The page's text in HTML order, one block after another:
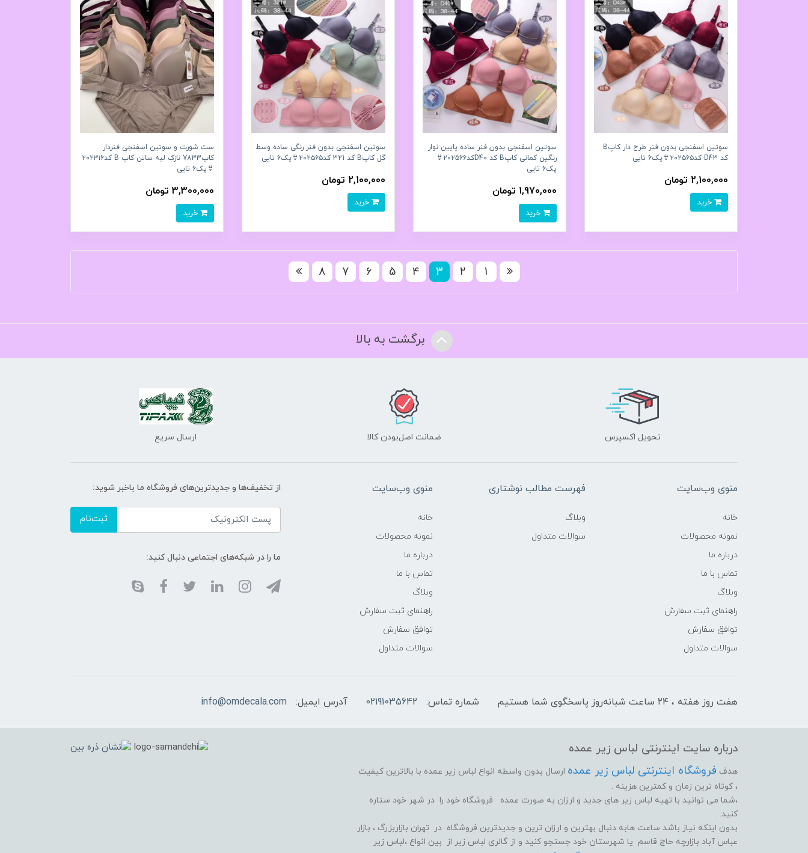
سوتین اسفنجی بدون فنر طرح دار کاپB
کد D43 کد۲۰۲۵۶۵👙پک6 تايی
2,100,000 تومان
سوتین اسفنجی بدون فنر ساده پایین نوار
رنگین کمانی کاپB کد D40کد۲۰۲۵۶۶👙
پک6 تايی
1,970,000 تومان
سوتین اسفنجی بدون فنر رنگی ساده وسط
گل کاپB کد 321 کد۲۰۲۵۶۵👙پک6 تايی
2,100,000 تومان
ست شورت و سوتین اسفنجی فنردار
کاپ7833 نازک لبه ساتن کاپ B کد۲۰۲۳۱۶
👙پک6 تايی
3,300,000 تومان
1
2
3
4
5
6
7
8
برگشت به بالا
تحویل اکسپرس ضمانت اصل‌بودن کالا ارسال سریع
منوی وب‌سایت
خانه
نمونه محصولات
درباره ما
تماس با ما
وبلاگ
راهنمای ثبت سفارش
توافق سفارش
سوالات متداول
فهرست مطالب نوشتاری
وبلاگ
سوالات متداول
منوی وب‌سایت
خانه
نمونه محصولات
درباره ما
تماس با ما
وبلاگ
راهنمای ثبت سفارش
توافق سفارش
سوالات متداول
از تخفیف‌ها و جدیدترین‌های فروشگاه ما باخبر شوید:
ثبت‌نام
ما را در شبکه‌های اجتماعی دنبال کنید:
هفت روز هفته ، ۲۴ ساعت شبانه‌روز پاسخگوی شما هستیم شماره تماس: 02191035642 آدرس ایمیل: info@omdecala.com
درباره سایت اینترنتی لباس زیر عمده
هدف فروشگاه اینترنتی لباس زیر عمده ارسال بدون واسطه انواع لباس زیر عمده با بالاترین کیفیت
، کوتاه ترین زمان و کمترین هزینه .
،شما می توانید با تهیه لباس زیر های جدید و ارزان به صورت عمده فروشگاه خود را در شهر خود ستاره
کنید. .
بدون اینکه نیاز باشد ساعت هابه دنبال بهترین و ارزان ترین و جدیدترین فروشگاه در تهران بازاربزرگ ، بازار
عباس آباد بازارچه حاج قاسم یا شهرستان خود جستجو کنید و از گالری لباس زیر از بین انواع ،لباس زیر